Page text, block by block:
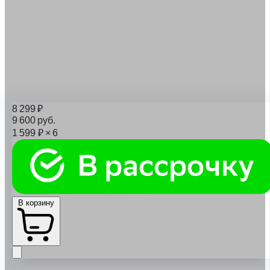
8 299 ₽
9 600 руб.
1 599 ₽ × 6